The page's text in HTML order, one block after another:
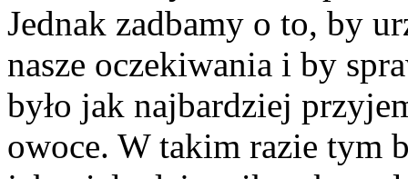
Jednak zadbamy o to, by
nasze oczekiwania i by
było jak najbardziej
owoce. W takim razie tym